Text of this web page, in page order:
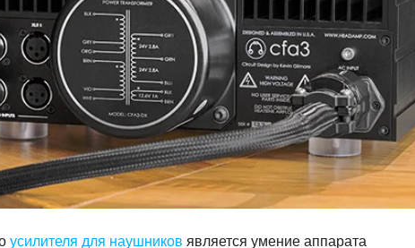
усилителя для наушников является умение аппарата